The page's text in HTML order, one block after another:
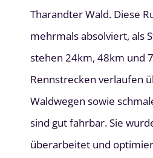
Tharandter Wald. Diese
mehrmals absolviert, als
stehen 24km, 48km und
Rennstrecken verlaufen
Waldwegen sowie
sind gut fahrbar. Sie
überarbeitet und